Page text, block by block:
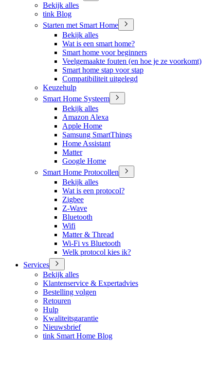
Bekijk alles
tink Blog
Starten met Smart Home
Bekijk alles
Wat is een smart home?
Smart home voor beginners
Veelgemaakte fouten (en hoe je ze voorkomt)
Smart home stap voor stap
Compatibiliteit uitgelegd
Keuzehulp
Smart Home Systeem
Bekijk alles
Amazon Alexa
Apple Home
Samsung SmartThings
Home Assistant
Matter
Google Home
Smart Home Protocollen
Bekijk alles
Wat is een protocol?
Zigbee
Z-Wave
Bluetooth
Wifi
Matter & Thread
Wi-Fi vs Bluetooth
Welk protocol kies ik?
Services
Bekijk alles
Klantenservice & Expertadvies
Bestelling volgen
Retouren
Hulp
Kwaliteitsgarantie
Nieuwsbrief
tink Smart Home Blog